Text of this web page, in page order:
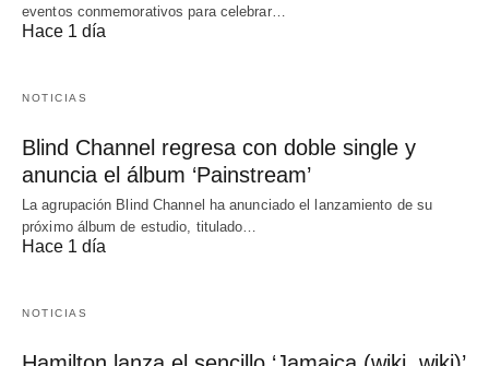
eventos conmemorativos para celebrar…
Hace 1 día
NOTICIAS
Blind Channel regresa con doble single y
anuncia el álbum ‘Painstream’
La agrupación Blind Channel ha anunciado el lanzamiento de su
próximo álbum de estudio, titulado…
Hace 1 día
NOTICIAS